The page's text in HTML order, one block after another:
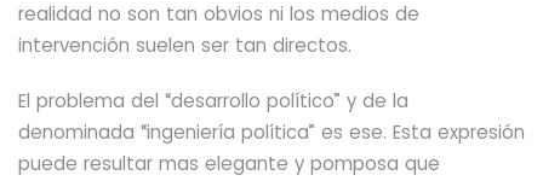
realidad no son tan obvios ni los medios de
intervención suelen ser tan directos.
El problema del “desarrollo político” y de la
denominada “ingeniería política” es ese. Esta expresión
puede resultar mas elegante y pomposa que